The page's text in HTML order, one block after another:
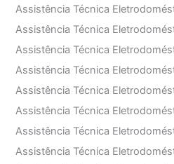
Assistência Técnica
Assistência Técnica
Assistência Técnica
Assistência Técnica
Assistência Técnica
Assistência Técnica
Assistência Técnica
Assistência Técnica